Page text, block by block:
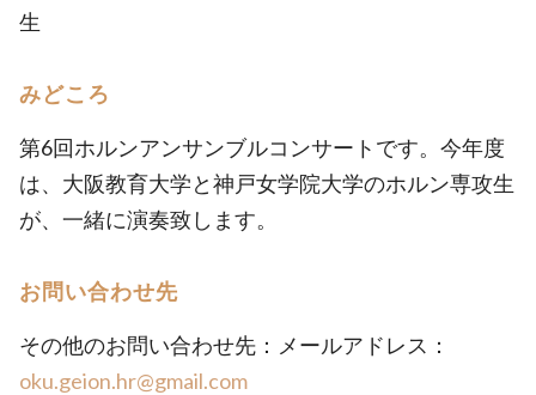
生
みどころ
第6回ホルンアンサンブルコンサートです。今年度
は、大阪教育大学と神戸女学院大学のホルン専攻生
が、一緒に演奏致します。
お問い合わせ先
その他のお問い合わせ先：メールアドレス：
oku.geion.hr@gmail.com